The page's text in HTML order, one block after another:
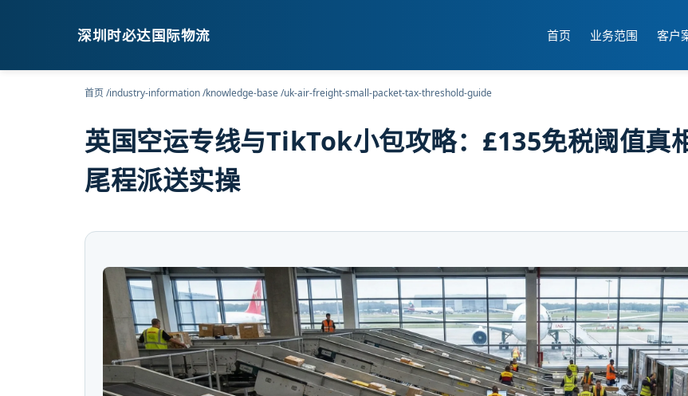
深圳时必达国际物流 首页 业务范围 客户
首页/industry-information/knowledge-base/uk-air-freight-small-packet-tax-threshold-guide
英国空运专线与TikTok小包攻略：£135免税阈值
尾程派送实操